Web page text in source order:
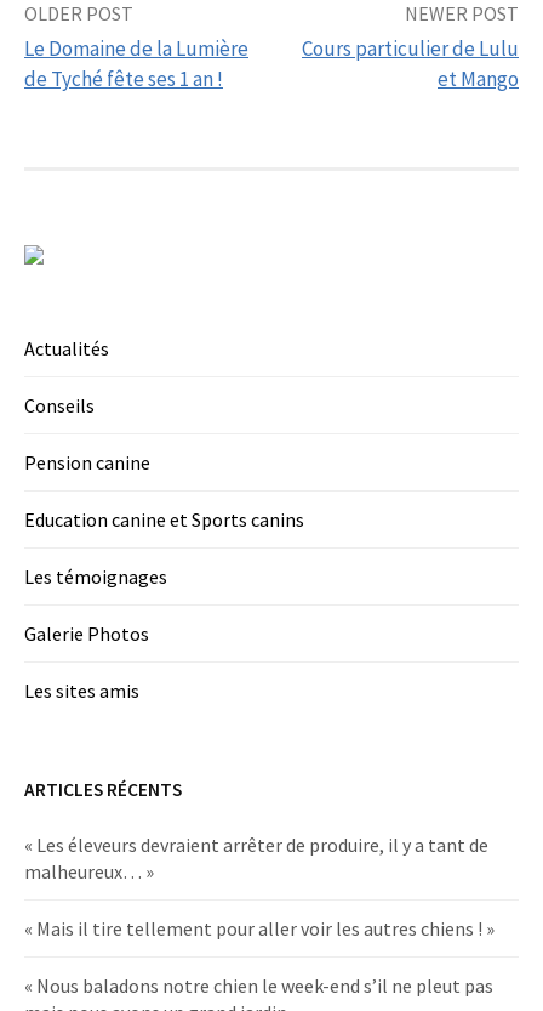
Post
navigation
OLDER POST
Le Domaine de la Lumière
de Tyché fête ses 1 an !
NEWER POST
Cours particulier de Lulu
et Mango
Actualités
Conseils
Pension canine
Education canine et Sports canins
Les témoignages
Galerie Photos
Les sites amis
ARTICLES RÉCENTS
« Les éleveurs devraient arrêter de produire, il y a tant de
malheureux… »
« Mais il tire tellement pour aller voir les autres chiens ! »
« Nous baladons notre chien le week-end s’il ne pleut pas